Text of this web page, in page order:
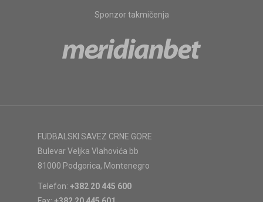
Sponzor takmičenja
FUDBALSKI SAVEZ CRNE GORE
Bulevar Veljka Vlahovića bb
81000 Podgorica, Montenegro
Telefon: +382 20 445 600